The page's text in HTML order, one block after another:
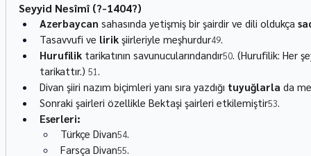
Seyyid Nesîmî (?-1404?)
Azerbaycan sahasında yetişmiş bir şairdir ve dili oldukça
Tasavvufi ve lirik şiirleriyle meşhurdur49.
Hurufilik tarikatının savunucularındandır50. (Hurufilik: Her
tarikattır.) 51.
Divan şiiri nazım biçimleri yanı sıra yazdığı tuyuğlarla da
Sonraki şairleri özellikle Bektaşi şairleri etkilemiştir53.
Eserleri:
Türkçe Divan54.
Farsça Divan55.